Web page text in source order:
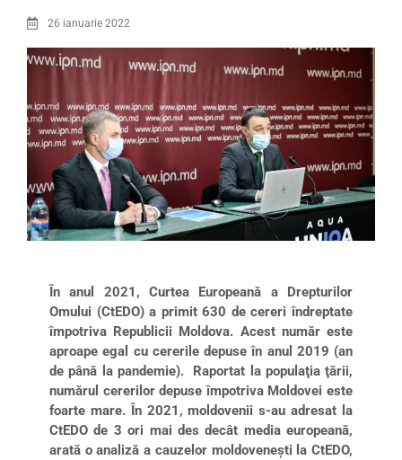
26 ianuarie 2022
În anul 2021, Curtea Europeană a Drepturilor
Omului (CtEDO) a primit 630 de cereri îndreptate
împotriva Republicii Moldova. Acest număr este
aproape egal cu cererile depuse în anul 2019 (an
de până la pandemie). Raportat la populaţia ţării,
numărul cererilor depuse împotriva Moldovei este
foarte mare. În 2021, moldovenii s-au adresat la
CtEDO de 3 ori mai des decât media europeană,
arată o analiză a cauzelor moldovenești la CtEDO,